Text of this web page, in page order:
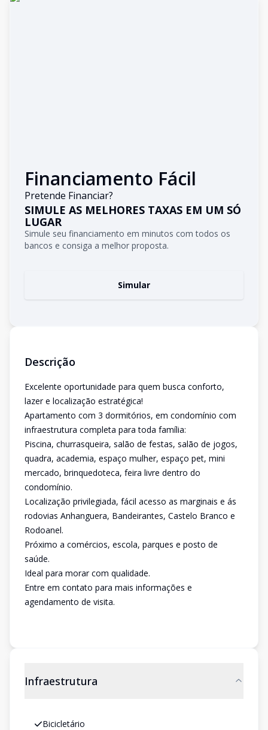
Financiamento Fácil
Pretende Financiar?
SIMULE AS MELHORES TAXAS EM UM SÓ
LUGAR
Simule seu financiamento em minutos com todos os
bancos e consiga a melhor proposta.
Simular
Descrição
Excelente oportunidade para quem busca conforto,
lazer e localização estratégica!
Apartamento com 3 dormitórios, em condomínio com
infraestrutura completa para toda família:
Piscina, churrasqueira, salão de festas, salão de jogos,
quadra, academia, espaço mulher, espaço pet, mini
mercado, brinquedoteca, feira livre dentro do
condomínio.
Localização privilegiada, fácil acesso as marginais e ás
rodovias Anhanguera, Bandeirantes, Castelo Branco e
Rodoanel.
Próximo a comércios, escola, parques e posto de
saúde.
Ideal para morar com qualidade.
Entre em contato para mais informações e
agendamento de visita.
Infraestrutura
Bicicletário